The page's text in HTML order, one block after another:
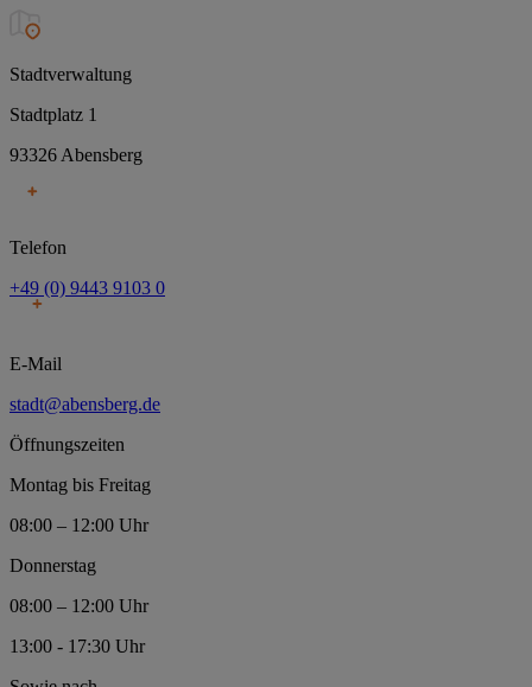
Stadtverwaltung
Stadtplatz 1
93326 Abensberg
Telefon
+49 (0) 9443 9103 0
E-Mail
stadt@abensberg.de
Öffnungszeiten
Montag bis Freitag
08:00 – 12:00 Uhr
Donnerstag
08:00 – 12:00 Uhr
13:00 - 17:30 Uhr